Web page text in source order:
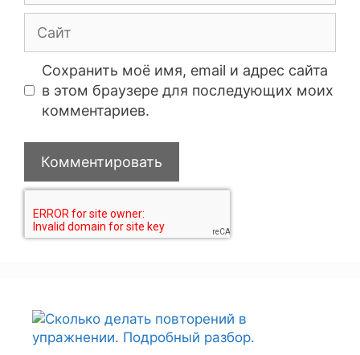
Сохранить моё имя, email и адрес сайта
в этом браузере для последующих моих
комментариев.